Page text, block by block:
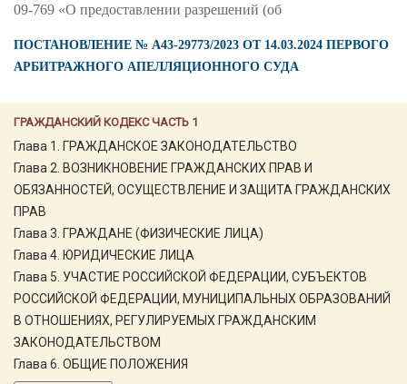
ГРАЖДАНСКИЙ КОДЕКС ЧАСТЬ 1
Глава 1. ГРАЖДАНСКОЕ ЗАКОНОДАТЕЛЬСТВО
Глава 2. ВОЗНИКНОВЕНИЕ ГРАЖДАНСКИХ ПРАВ И
ОБЯЗАННОСТЕЙ, ОСУЩЕСТВЛЕНИЕ И ЗАЩИТА ГРАЖДАНСКИХ
ПРАВ
Глава 3. ГРАЖДАНЕ (ФИЗИЧЕСКИЕ ЛИЦА)
Глава 4. ЮРИДИЧЕСКИЕ ЛИЦА
Глава 5. УЧАСТИЕ РОССИЙСКОЙ ФЕДЕРАЦИИ, СУБЪЕКТОВ
РОССИЙСКОЙ ФЕДЕРАЦИИ, МУНИЦИПАЛЬНЫХ ОБРАЗОВАНИЙ
В ОТНОШЕНИЯХ, РЕГУЛИРУЕМЫХ ГРАЖДАНСКИМ
ЗАКОНОДАТЕЛЬСТВОМ
Глава 6. ОБЩИЕ ПОЛОЖЕНИЯ
09-769 «О предоставлении разрешений (об
ПОСТАНОВЛЕНИЕ № А43-29773/2023 ОТ 14.03.2024 ПЕРВОГО
АРБИТРАЖНОГО АПЕЛЛЯЦИОННОГО СУДА